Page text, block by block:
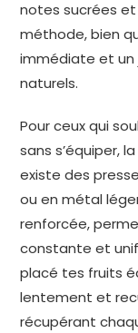
notes sucrées
méthode, bien
immédiate et un
naturels.
Pour ceux qui
sans s’équiper,
existe des
ou en métal
renforcée,
constante et
placé tes fruits
lentement et
récupérant